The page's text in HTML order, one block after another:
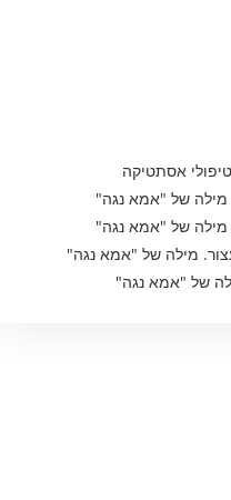
מילה של "אמא נגה"
מילה של "אמא נגה"
מילה של "אמא נגה"
של "אמא נגה"